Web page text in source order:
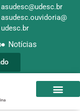
asudesc@udesc.br
asudesc.ouvidoria@
udesc.br
Notícias